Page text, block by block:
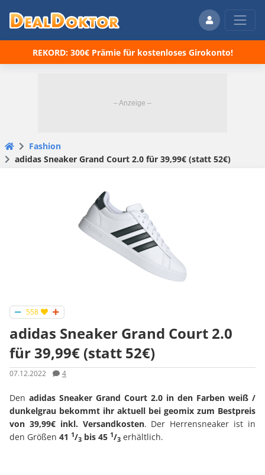
REKORD: 300€ Prämie für kostenloses Girokonto!
Fashion
adidas Sneaker Grand Court 2.0 für 39,99€ (statt 52€)
558
adidas Sneaker Grand Court 2.0
für 39,99€ (statt 52€)
07.12.2022 4
Den adidas Sneaker Grand Court 2.0 in den Farben weiß /
dunkelgrau bekommt ihr aktuell bei geomix zum Bestpreis
von 39,99€ inkl. Versandkosten. Der Herrensneaker ist in
den Größen 41 1/3 bis 45 1/3 erhältlich.